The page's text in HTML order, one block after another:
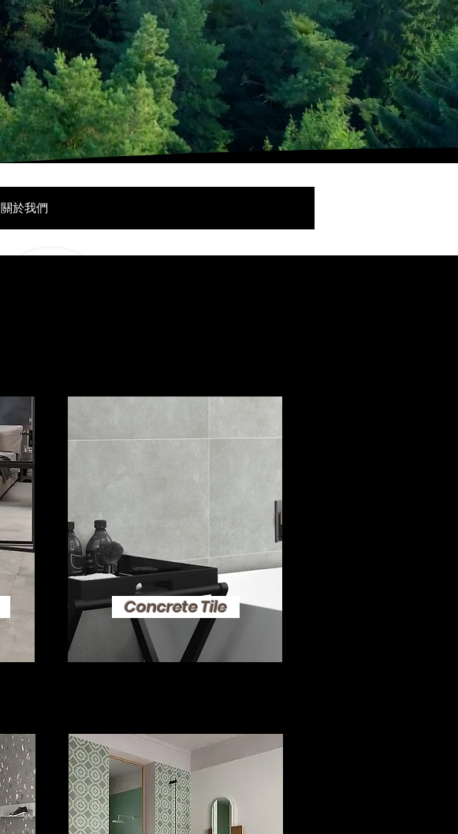
關於我們
Concrete Tile